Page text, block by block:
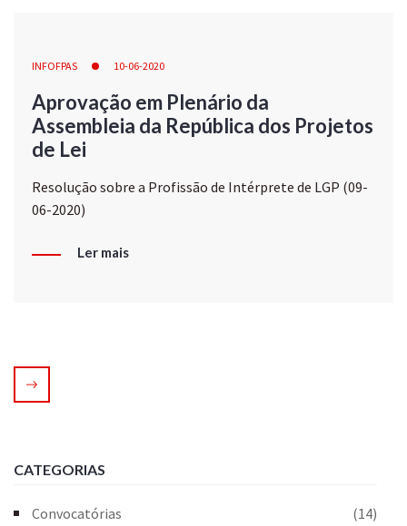
INFOFPAS 10-06-2020
Aprovação em Plenário da
Assembleia da República dos Projetos
de Lei
Resolução sobre a Profissão de Intérprete de LGP (09-
06-2020)
Ler mais
CATEGORIAS
Convocatórias
(14)